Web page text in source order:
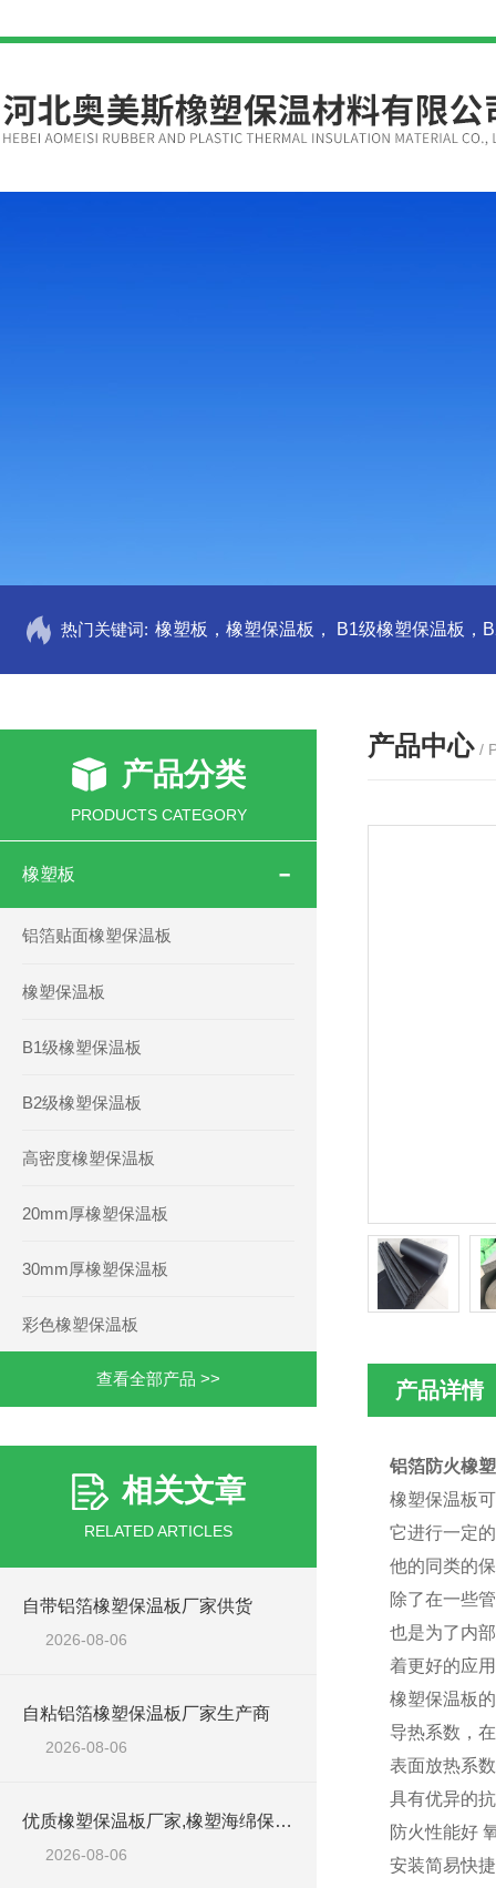
热门关键词:
产品分类
PRODUCTS CATEGORY
橡塑板
铝箔贴面橡塑保温板
橡塑保温板
B1级橡塑保温板
B2级橡塑保温板
高密度橡塑保温板
20mm厚橡塑保温板
30mm厚橡塑保温板
彩色橡塑保温板
查看全部产品 >>
相关文章
RELATED ARTICLES
自带铝箔橡塑保温板厂家供货
2026-08-06
自粘铝箔橡塑保温板厂家生产商
2026-08-06
优质橡塑保温板厂家,橡塑海绵保温材料供货商
2026-08-06
产品中心 /
产品详情
铝箔防火橡
橡塑保温板
它进行一定
他的同类的
除了在一些
也是为了内
着更好的应
橡塑保温板
导热系数，
表面放热系
具有优异的
防火性能好
安装简易快